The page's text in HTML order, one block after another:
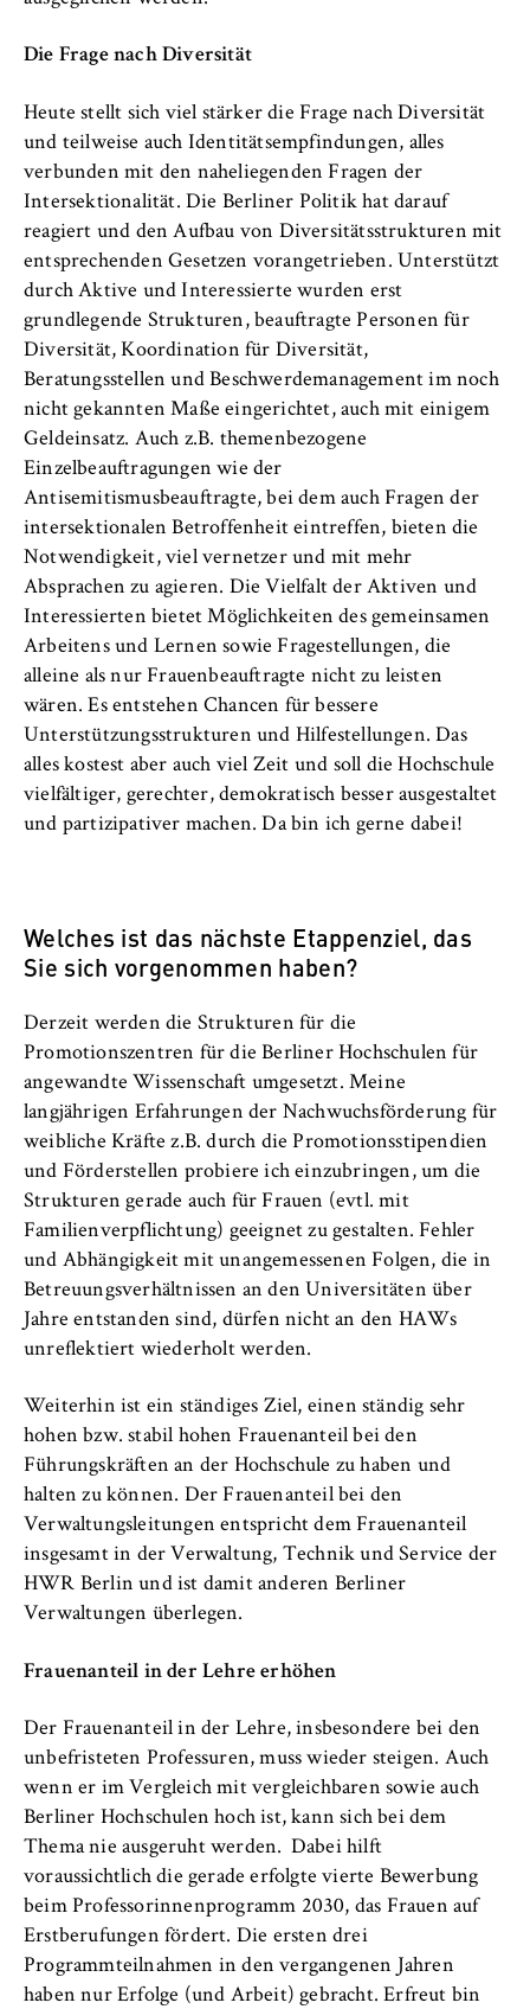
Die Frage nach Diversität
Heute stellt sich viel stärker die Frage nach Diversität
und teilweise auch Identitätsempfindungen, alles
verbunden mit den naheliegenden Fragen der
Intersektionalität. Die Berliner Politik hat darauf
reagiert und den Aufbau von Diversitätsstrukturen mit
entsprechenden Gesetzen vorangetrieben. Unterstützt
durch Aktive und Interessierte wurden erst
grundlegende Strukturen, beauftragte Personen für
Diversität, Koordination für Diversität,
Beratungsstellen und Beschwerdemanagement im noch
nicht gekannten Maße eingerichtet, auch mit einigem
Geldeinsatz. Auch z.B. themenbezogene
Einzelbeauftragungen wie der
Antisemitismusbeauftragte, bei dem auch Fragen der
intersektionalen Betroffenheit eintreffen, bieten die
Notwendigkeit, viel vernetzer und mit mehr
Absprachen zu agieren. Die Vielfalt der Aktiven und
Interessierten bietet Möglichkeiten des gemeinsamen
Arbeitens und Lernen sowie Fragestellungen, die
alleine als nur Frauenbeauftragte nicht zu leisten
wären. Es entstehen Chancen für bessere
Unterstützungsstrukturen und Hilfestellungen. Das
alles kostest aber auch viel Zeit und soll die Hochschule
vielfältiger, gerechter, demokratisch besser ausgestaltet
und partizipativer machen. Da bin ich gerne dabei!
Welches ist das nächste Etappenziel, das
Sie sich vorgenommen haben?
Derzeit werden die Strukturen für die
Promotionszentren für die Berliner Hochschulen für
angewandte Wissenschaft umgesetzt. Meine
langjährigen Erfahrungen der Nachwuchsförderung für
weibliche Kräfte z.B. durch die Promotionsstipendien
und Förderstellen probiere ich einzubringen, um die
Strukturen gerade auch für Frauen (evtl. mit
Familienverpflichtung) geeignet zu gestalten. Fehler
und Abhängigkeit mit unangemessenen Folgen, die in
Betreuungsverhältnissen an den Universitäten über
Jahre entstanden sind, dürfen nicht an den HAWs
unreflektiert wiederholt werden.
Weiterhin ist ein ständiges Ziel, einen ständig sehr
hohen bzw. stabil hohen Frauenanteil bei den
Führungskräften an der Hochschule zu haben und
halten zu können. Der Frauenanteil bei den
Verwaltungsleitungen entspricht dem Frauenanteil
insgesamt in der Verwaltung, Technik und Service der
HWR Berlin und ist damit anderen Berliner
Verwaltungen überlegen.
Frauenanteil in der Lehre erhöhen
Der Frauenanteil in der Lehre, insbesondere bei den
unbefristeten Professuren, muss wieder steigen. Auch
wenn er im Vergleich mit vergleichbaren sowie auch
Berliner Hochschulen hoch ist, kann sich bei dem
Thema nie ausgeruht werden. Dabei hilft
voraussichtlich die gerade erfolgte vierte Bewerbung
beim Professorinnenprogramm 2030, das Frauen auf
Erstberufungen fördert. Die ersten drei
Programmteilnahmen in den vergangenen Jahren
haben nur Erfolge (und Arbeit) gebracht. Erfreut bin